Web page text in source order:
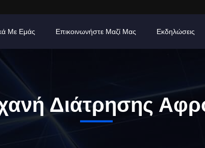
Με Εμάς Επικοινωνήστε Μαζί Μας Εκδηλώσεις
Διάτρησης